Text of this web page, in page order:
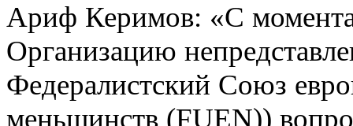
Ариф Керимов: «С
Организацию
Федералистский Союз
меньшинств (FUEN))